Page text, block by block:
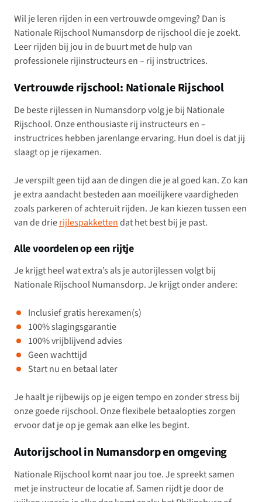
Wil je leren rijden in een vertrouwde omgeving? Dan is
Nationale Rijschool Numansdorp de rijschool die je zoekt.
Leer rijden bij jou in de buurt met de hulp van
professionele rijinstructeurs en – rij instructrices.
Vertrouwde rijschool: Nationale Rijschool
De beste rijlessen in Numansdorp volg je bij Nationale
Rijschool. Onze enthousiaste rij instructeurs en –
instructrices hebben jarenlange ervaring. Hun doel is dat jij
slaagt op je rijexamen.
Je verspilt geen tijd aan de dingen die je al goed kan. Zo kan
je extra aandacht besteden aan moeilijkere vaardigheden
zoals parkeren of achteruit rijden. Je kan kiezen tussen een
van de drierijlespakkettendat het best bij je past.
Alle voordelen op een rijtje
Je krijgt heel wat extra’s als je autorijlessen volgt bij
Nationale Rijschool Numansdorp. Je krijgt onder andere:
Inclusief gratis herexamen(s)
100% slagingsgarantie
100% vrijblijvend advies
Geen wachttijd
Start nu en betaal later
Je haalt je rijbewijs op je eigen tempo en zonder stress bij
onze goede rijschool. Onze flexibele betaalopties zorgen
ervoor dat je op je gemak aan elke les begint.
Autorijschool in Numansdorp en omgeving
Nationale Rijschool komt naar jou toe. Je spreekt samen
met je instructeur de locatie af. Samen rijdt je door de